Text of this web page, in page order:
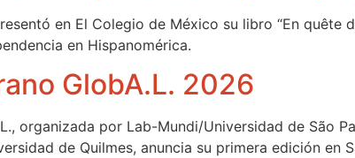
en El Colegio de México su libro “En quête
en Hispanomérica.
GlobA.L. 2026
organizada por Lab-Mundi/Universidad de São
de Quilmes, anuncia su primera edición